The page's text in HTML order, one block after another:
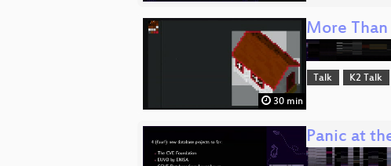
30 min
More
Talk K2 Talk
Panic at